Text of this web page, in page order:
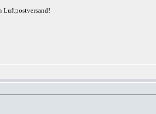
Luftpostversand!